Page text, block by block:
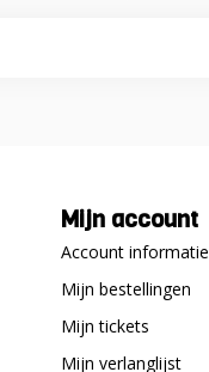
Mijn account
Account informatie
Mijn bestellingen
Mijn tickets
Mijn verlanglijst